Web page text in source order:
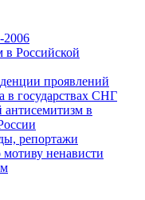
2006
в Российской
проявлений
в государствах СНГ
в
репортажи
ненависти